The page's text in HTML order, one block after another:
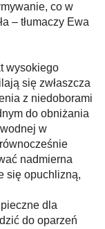
co w
– tłumaczy Ewa
wysokiego
się zwłaszcza
z niedoborami
do obniżania
w
nadmierna
się opuchlizną,
dla
do oparzeń